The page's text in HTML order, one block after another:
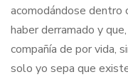
acomodándose dentro
haber derramado y
compañía de por vida,
solo yo sepa que